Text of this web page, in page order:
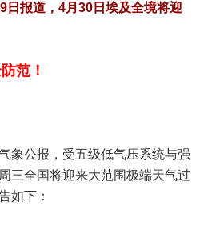
日报道，4月30日埃及全境将迎
范！
象公报，受五级低气压系统与强
三全国将迎来大范围极端天气过
如下：